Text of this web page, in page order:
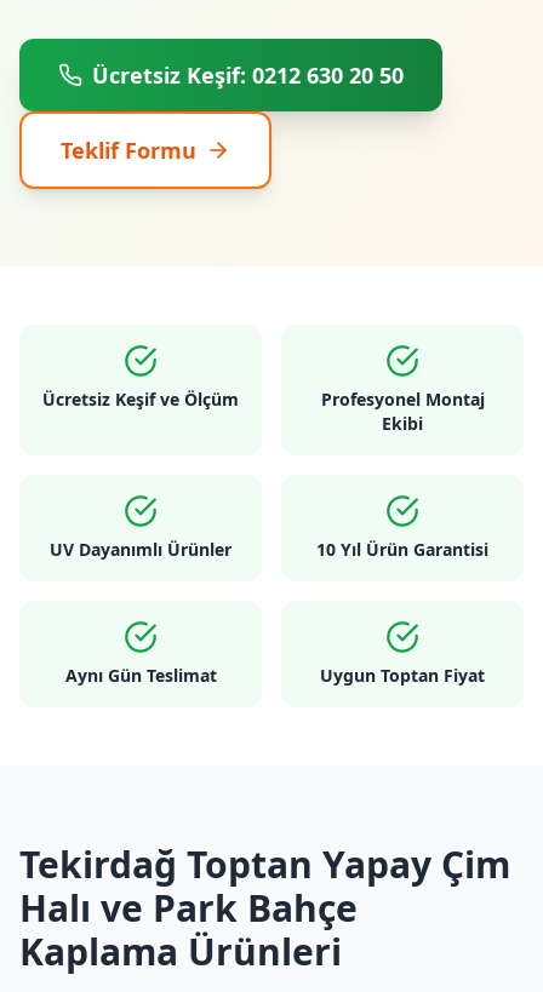
Ücretsiz Keşif: 0212 630 20 50
Teklif Formu
Ücretsiz Keşif ve Ölçüm
Profesyonel Montaj
Ekibi
UV Dayanımlı Ürünler 10 Yıl Ürün Garantisi
Aynı Gün Teslimat Uygun Toptan Fiyat
Tekirdağ Toptan Yapay Çim
Halı ve Park Bahçe
Kaplama Ürünleri